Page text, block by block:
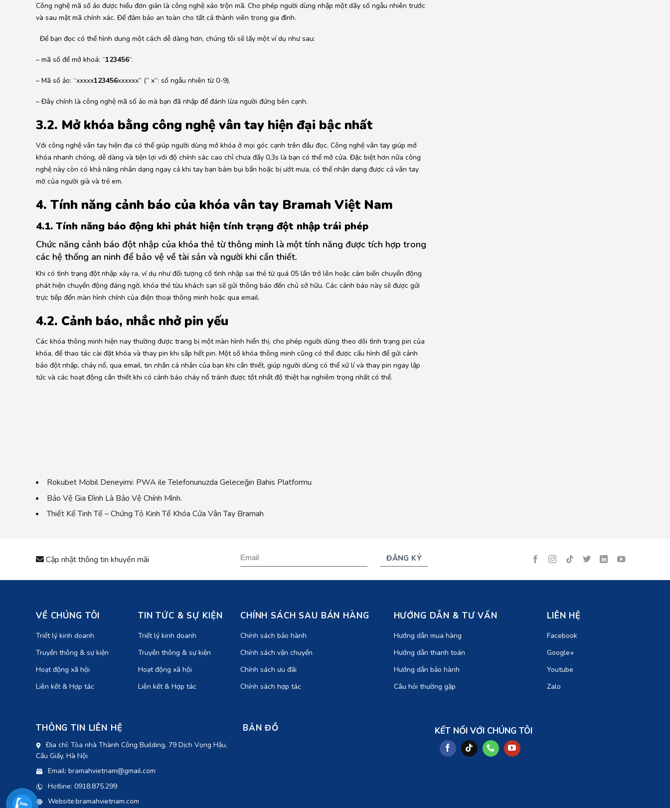
Công nghệ mã số ảo được hiểu đơn giản là công nghệ xáo trộn mã. Cho phép người dùng nhập một dãy số ngẫu nhiên trước
và sau mật mã chính xác. Để đảm bảo an toàn cho tất cả thành viên trong gia đình.
Để bạn đọc có thể hình dung một cách dễ dàng hơn, chúng tôi sẽ lấy một ví dụ như sau:
– mã số để mở khoá: “123456“.
– Mã số ảo: “xxxxx123456xxxxxx” (” x”: số ngẫu nhiên từ 0-9).
– Đây chính là công nghệ mã số ảo mà bạn đã nhập để đánh lừa người đứng bên cạnh.
3.2. Mở khóa bằng công nghệ vân tay hiện đại bậc nhất
Với công nghệ vân tay hiện đại có thể giúp người dùng mở khóa ở mọi góc cạnh trên đầu đọc. Công nghệ vân tay giúp mở
khóa nhanh chóng, dễ dàng và tiện lợi với độ chính sác cao chỉ chưa đầy 0,3s là bạn có thể mở cửa. Đặc biệt hơn nữa công
nghệ này còn có khả năng nhân dạng ngay cả khi tay bạn bám bụi bẩn hoặc bị ướt mưa, có thể nhận dạng được cả vân tay
mờ của người già và trẻ em.
4. Tính năng cảnh báo của khóa vân tay Bramah Việt Nam
4.1. Tính năng báo động khi phát hiện tính trạng đột nhập trái phép
Chức năng cảnh báo đột nhập của khóa thẻ từ thông minh là một tính năng được tích hợp trong
các hệ thống an ninh để bảo vệ về tài sản và người khi cần thiết.
Khi có tình trạng đột nhập xảy ra, ví dụ như đối tượng cố tình nhập sai thẻ từ quá 05 lần trở lên hoặc cảm biến chuyển động
phát hiện chuyển động đáng ngờ, khóa thẻ từu khách sạn sẽ gửi thông báo đến chủ sở hữu. Các cảnh báo này sẽ được gửi
trực tiếp đến màn hình chính của điện thoại thông minh hoặc qua email.
4.2. Cảnh báo, nhắc nhở pin yếu
Các khóa thông minh hiện nay thường được trang bị một màn hình hiển thị, cho phép người dùng theo dõi tình trạng pin của
khóa, để thao tác cài đặt khóa và thay pin khi sắp hết pin. Một số khóa thông minh cũng có thể được cấu hình để gửi cảnh
báo đột nhập, cháy nổ, qua email, tin nhắn cá nhân của bạn khi cần thiết, giúp người dùng có thể xử lí và thay pin ngay lập
tức và các hoạt động cần thiết khi có cảnh báo cháy nổ tránh được tốt nhất độ thiệt hại nghiêm trọng nhất có thể.
Rokubet Mobil Deneyimi: PWA ile Telefonunuzda Geleceğin Bahis Platformu
Bảo Vệ Gia Đình Là Bảo Vệ Chính Mình.
Thiết Kế Tinh Tế – Chứng Tỏ Kinh Tế Khóa Cửa Vân Tay Bramah
Cập nhật thông tin khuyến mãi
VỀ CHÚNG TÔI
Triết lý kinh doanh
Truyền thông & sự kiện
Hoạt động xã hội
Liên kết & Hợp tác
TIN TỨC & SỰ KIỆN
Triết lý kinh doanh
Truyền thông & sự kiện
Hoạt động xã hội
Liên kết & Hợp tác
CHÍNH SÁCH SAU BÁN HÀNG
Chính sách bảo hành
Chính sách vận chuyển
Chính sách ưu đãi
Chính sách hợp tác
HƯỚNG DẪN & TƯ VẤN
Hướng dẫn mua hàng
Hướng dẫn thanh toán
Hướng dẫn bảo hành
Câu hỏi thường gặp
LIÊN HỆ
Facebook
Google+
Youtube
Zalo
THÔNG TIN LIÊN HỆ
Địa chỉ: Tòa nhà Thành Công Building, 79 Dịch Vọng Hậu,
Cầu Giấy, Hà Nội
Email: bramahvietnam@gmail.com
Hotline: 0918.875.299
Website:bramahvietnam.com
BẢN ĐỒ KẾT NỐI VỚI CHÚNG TÔI